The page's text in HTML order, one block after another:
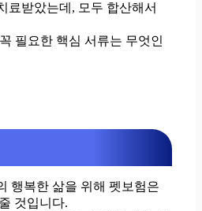
료받았는데, 모두 합산해서
필요한 핵심 서류는 무엇인
행복한 삶을 위해 펫보험은
것입니다.